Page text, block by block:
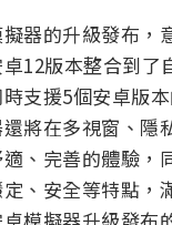
器的升級發布，
12版本整合到了
支援5個安卓版
將在多視窗、隱
、完善的體驗，
、安全等特點，